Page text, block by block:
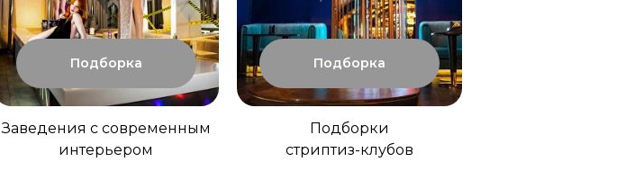
Подборки
стриптиз-клубов
Подборка
Заведения с современным
интерьером
Подборка